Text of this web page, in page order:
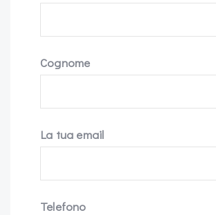
Cognome
La tua email
Telefono